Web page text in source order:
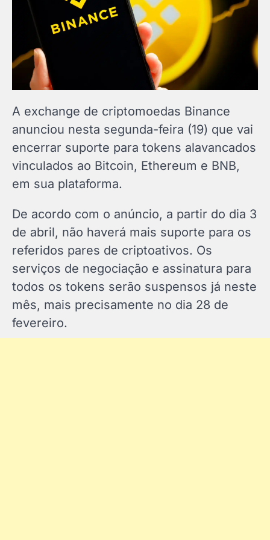
A exchange de criptomoedas Binance
anunciou nesta segunda-feira (19) que vai
encerrar suporte para tokens alavancados
vinculados ao Bitcoin, Ethereum e BNB,
em sua plataforma.
De acordo com o anúncio, a partir do dia 3
de abril, não haverá mais suporte para os
referidos pares de criptoativos. Os
serviços de negociação e assinatura para
todos os tokens serão suspensos já neste
mês, mais precisamente no dia 28 de
fevereiro.